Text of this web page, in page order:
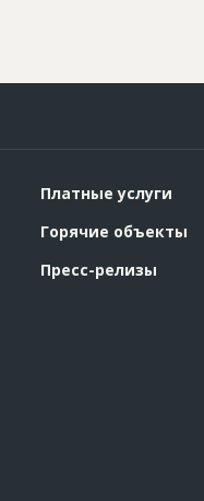
Платные услуги
Горячие объекты
Пресс-релизы